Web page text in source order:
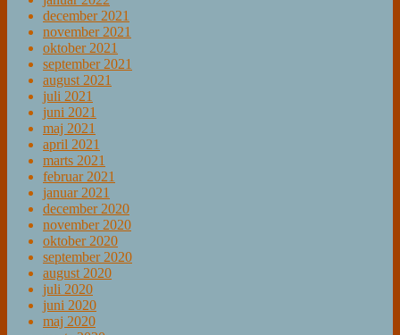
december 2021
november 2021
oktober 2021
september 2021
august 2021
juli 2021
juni 2021
maj 2021
april 2021
marts 2021
februar 2021
januar 2021
december 2020
november 2020
oktober 2020
september 2020
august 2020
juli 2020
juni 2020
maj 2020